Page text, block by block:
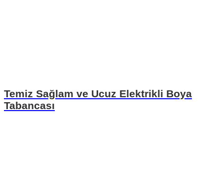
Temiz Sağlam ve Ucuz Elektrikli Boya
Tabancası